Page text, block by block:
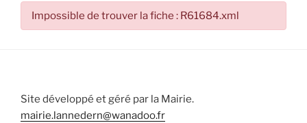
Impossible de trouver la fiche : R61684.xml
Site développé et géré par la Mairie.
mairie.lannedern@wanadoo.fr